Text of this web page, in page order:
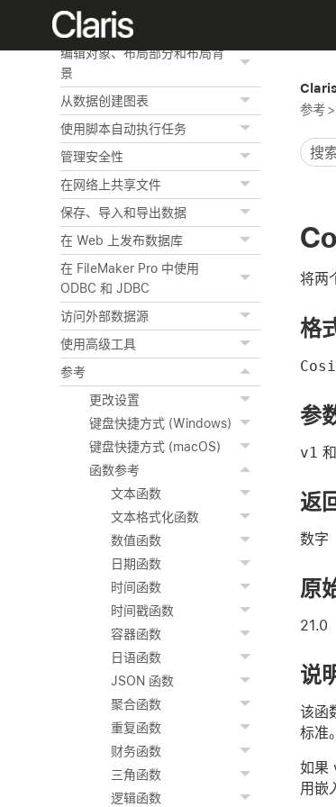
创建和管理布局及报表
编辑对象、布局部分和布局背
景
从数据创建图表
使用脚本自动执行任务
管理安全性
在网络上共享文件
保存、导入和导出数据
在 Web 上发布数据库
在 FileMaker Pro 中使用
ODBC 和 JDBC
访问外部数据源
使用高级工具
参考
更改设置
键盘快捷方式 (Windows)
键盘快捷方式 (macOS)
函数参考
文本函数
文本格式化函数
数值函数
日期函数
时间函数
时间戳函数
容器函数
日语函数
JSON 函数
聚合函数
重复函数
财务函数
三角函数
逻辑函数
参考>
将两
格
参
v1 和
返
数字
原
21.0
说
该函
标准
如果
用嵌